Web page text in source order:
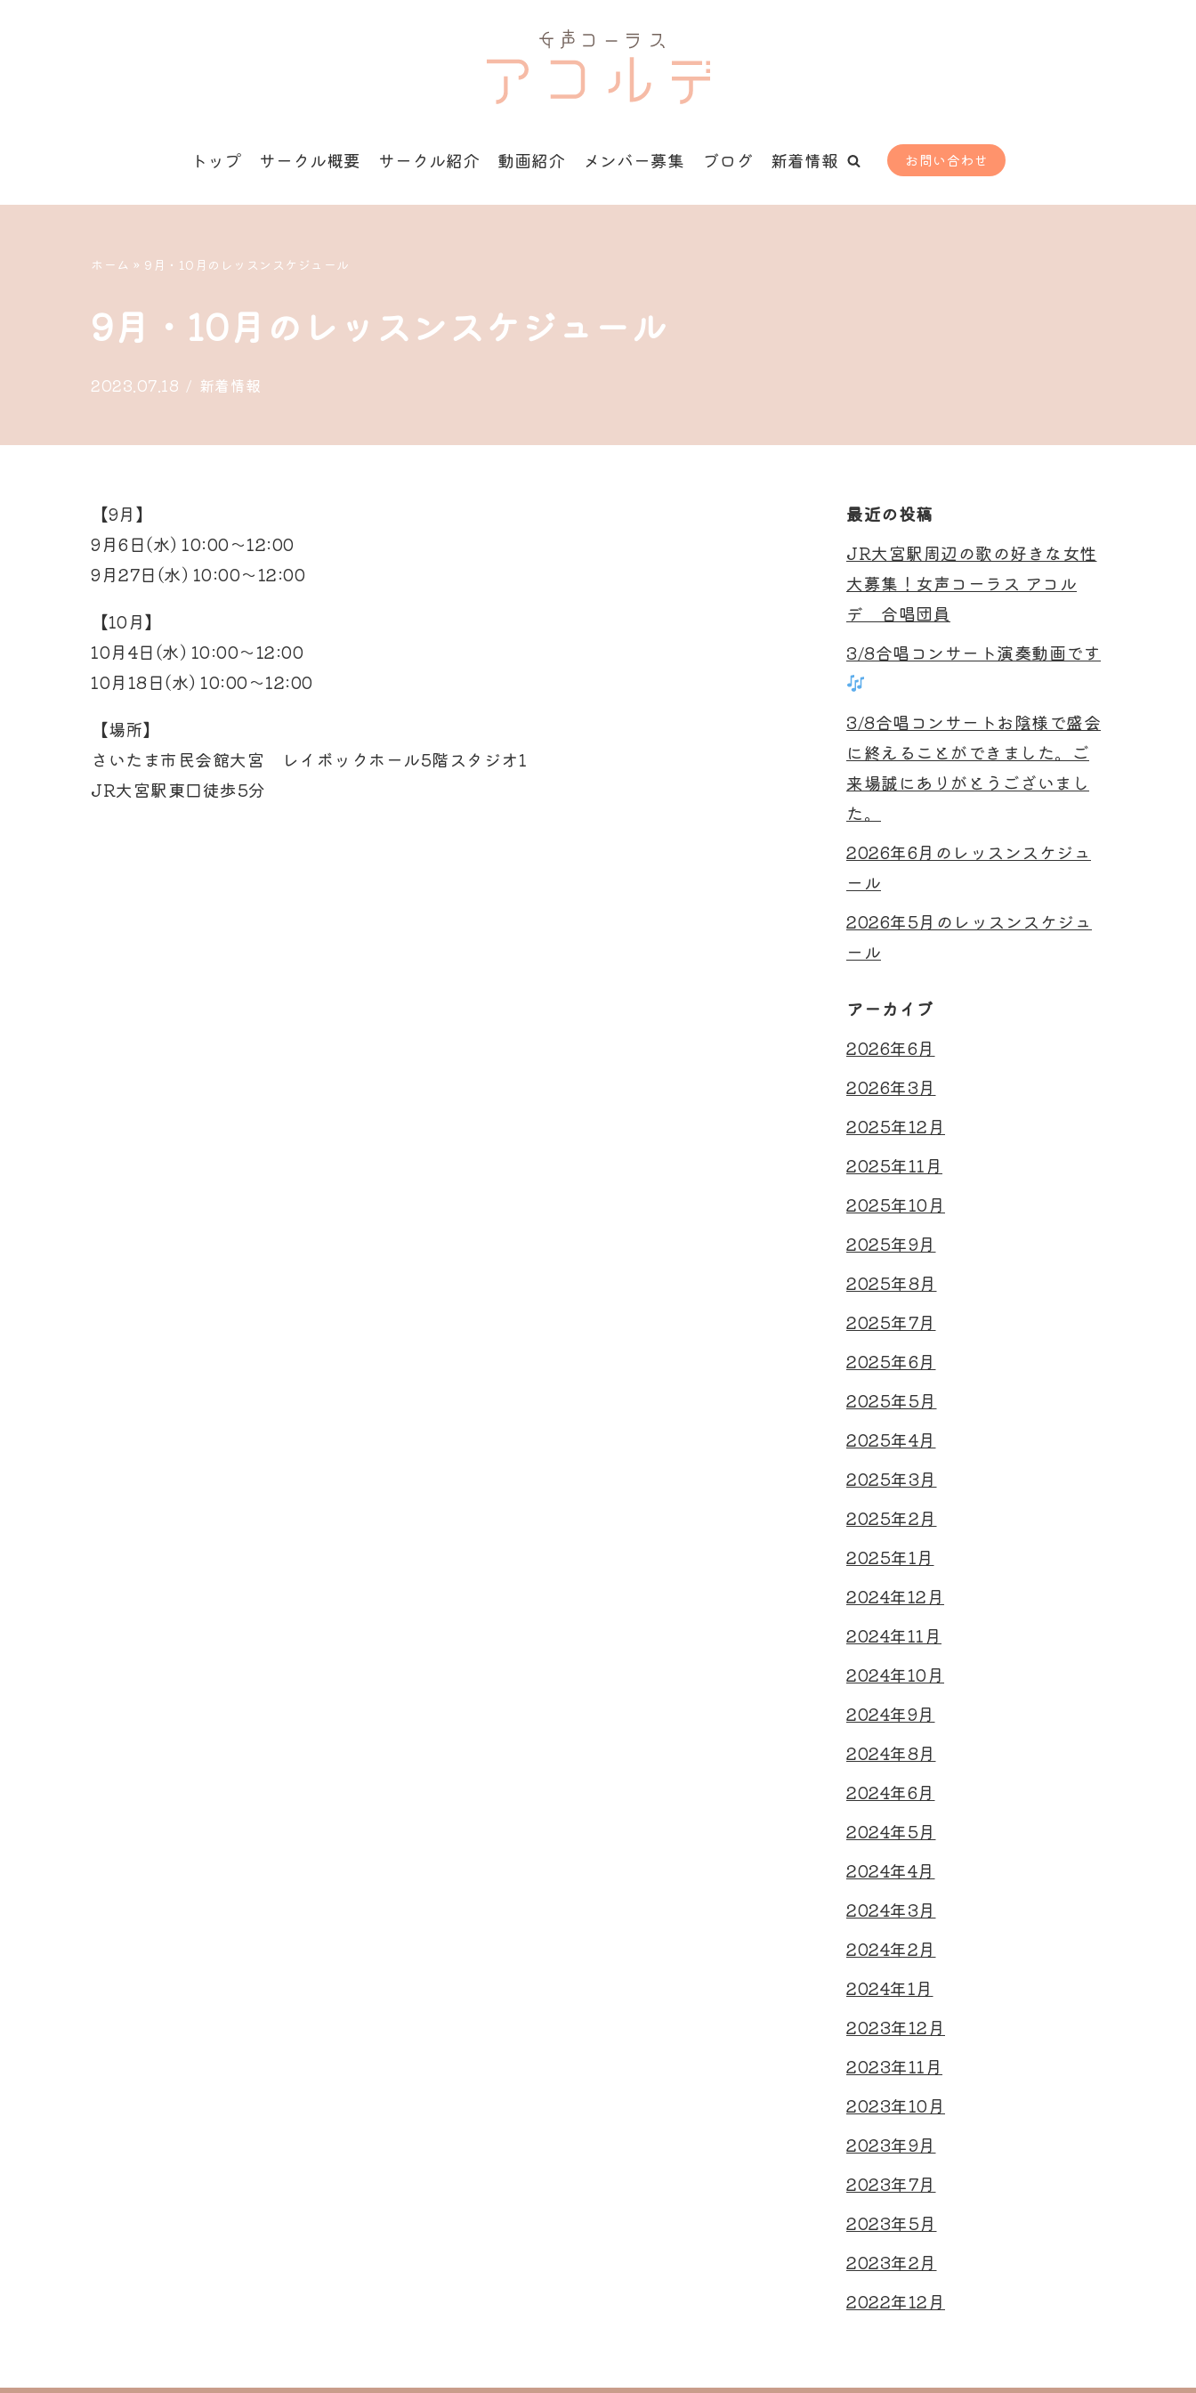
へ
トップ サークル概要 サークル紹介 動画紹介 メンバー募集 ブログ 新着情報 お問い合わせ
ホーム » 9月・10月のレッスンスケジュール
9月・10月のレッスンスケジュール
2023.07.18 新着情報
【9月】
9月6日(水) 10:00〜12:00
9月27日(水) 10:00〜12:00
【10月】
10月4日(水) 10:00〜12:00
10月18日(水) 10:00〜12:00
【場所】
さいたま市民会館大宮 レイボックホール5階スタジオ1
JR大宮駅東口徒歩5分
最近の投稿
JR大宮駅周辺の歌の好きな女性
大募集！女声コーラス アコル
デ 合唱団員
3/8合唱コンサート演奏動画です
3/8合唱コンサートお陰様で盛会
に終えることができました。ご
来場誠にありがとうございまし
た。
2026年6月のレッスンスケジュ
ール
2026年5月のレッスンスケジュ
ール
アーカイブ
2026年6月
2026年3月
2025年12月
2025年11月
2025年10月
2025年9月
2025年8月
2025年7月
2025年6月
2025年5月
2025年4月
2025年3月
2025年2月
2025年1月
2024年12月
2024年11月
2024年10月
2024年9月
2024年8月
2024年6月
2024年5月
2024年4月
2024年3月
2024年2月
2024年1月
2023年12月
2023年11月
2023年10月
2023年9月
2023年7月
2023年5月
2023年2月
2022年12月